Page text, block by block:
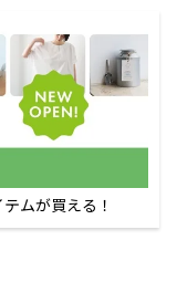
ムが買える！